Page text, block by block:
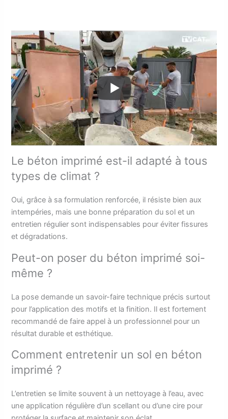
Le béton imprimé est-il adapté à tous
types de climat ?
Oui, grâce à sa formulation renforcée, il résiste bien aux
intempéries, mais une bonne préparation du sol et un
entretien régulier sont indispensables pour éviter fissures
et dégradations.
Peut-on poser du béton imprimé soi-
même ?
La pose demande un savoir-faire technique précis surtout
pour l’application des motifs et la finition. Il est fortement
recommandé de faire appel à un professionnel pour un
résultat durable et esthétique.
Comment entretenir un sol en béton
imprimé ?
L’entretien se limite souvent à un nettoyage à l’eau, avec
une application régulière d’un scellant ou d’une cire pour